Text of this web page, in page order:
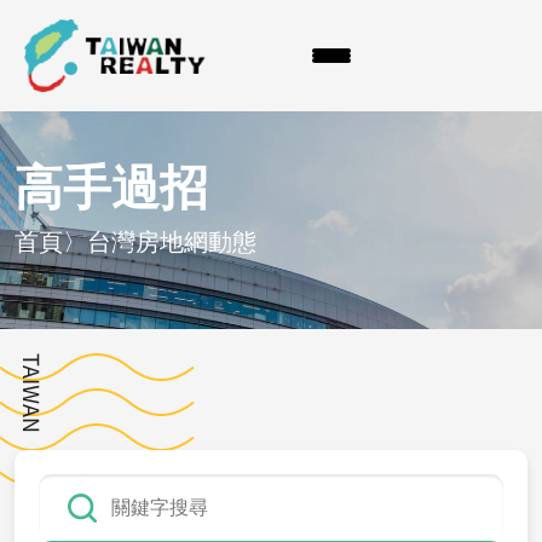
高手過招
首頁〉台灣房地網動態